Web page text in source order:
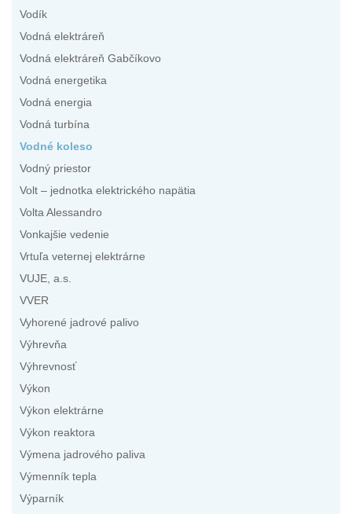
Vodík
Vodná elektráreň
Vodná elektráreň Gabčíkovo
Vodná energetika
Vodná energia
Vodná turbína
Vodné koleso
Vodný priestor
Volt – jednotka elektrického napätia
Volta Alessandro
Vonkajšie vedenie
Vrtuľa veternej elektrárne
VUJE, a.s.
VVER
Vyhorené jadrové palivo
Výhrevňa
Výhrevnosť
Výkon
Výkon elektrárne
Výkon reaktora
Výmena jadrového paliva
Výmenník tepla
Výparník